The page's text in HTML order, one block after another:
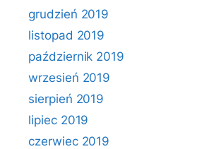
grudzień 2019
listopad 2019
październik 2019
wrzesień 2019
sierpień 2019
lipiec 2019
czerwiec 2019